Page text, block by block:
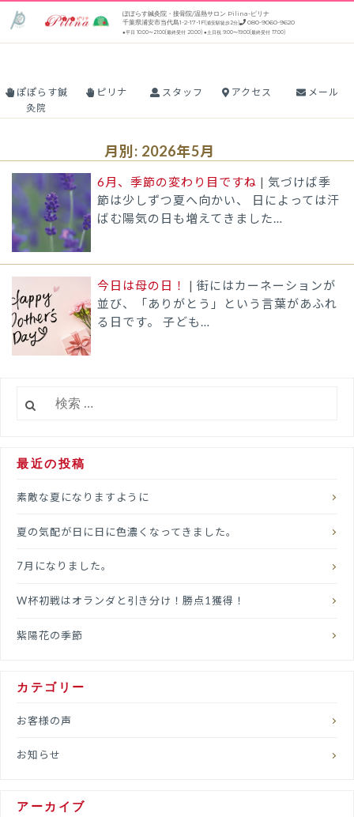
ン
ツ
プ
ぽぽらす鍼灸院・接骨院/温熱サロン Pilina-ピリナ
千葉県浦安市当代島1-2-17-1F(浦安駅徒歩2分) 080-9060-9620
●平日 10:00〜21:00(最終受付 20:00) ●土日祝 9:00〜19:00(最終受付 17:00)
メニュー
ぽぽらす鍼
灸院
ピリナ スタッフ アクセス メール
月別: 2026年5月
6月、季節の変わり目ですね | 気づけば季
節は少しずつ夏へ向かい、 日によっては汗
ばむ陽気の日も増えてきました…
今日は母の日！ | 街にはカーネーションが
並び、「ありがとう」という言葉があふれ
る日です。 子ども…
索:
最近の投稿
素敵な夏になりますように
夏の気配が日に日に色濃くなってきました。
7月になりました。
W杯初戦はオランダと引き分け！勝点1獲得！
紫陽花の季節
カテゴリー
お客様の声
お知らせ
アーカイブ